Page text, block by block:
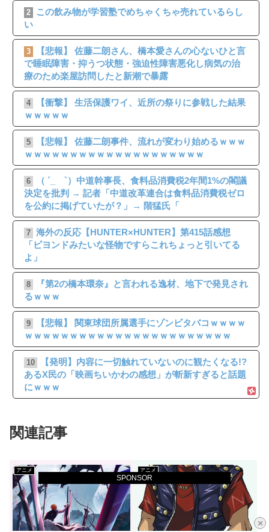
×
SPONSOR
2
この飲み物が学習塾でめちゃくちゃ売れているらし
い
3
【悲報】 佐藤二朗さん、橋本愛さんの心ないひと言
で睡眠障害・抑うつ状態・強迫性障害悪化し病気の治
療のため楽屋訪問したと新潮で暴露
4
【衝撃】 生活保護ワイ、近所の祭りに参戦した結果
ｗｗｗｗｗ
5
【悲報】 佐藤二朗事件、流れが変わり始めるｗｗｗ
ｗｗｗｗｗｗｗｗｗｗｗｗｗｗｗｗｗｗｗｗ
6
（ ´_ゝ`）中道幹事長、食料品消費税2年間1%の閣議
決定を批判 → 記者「中道改革連合は食料品消費税ゼロ
を公約に掲げていたが？」→ 階猛氏「
7 海外の反応【HUNTER×HUNTER】第415話感想
「ビヨンドみたいな怪物ですらこれちょっと引いてる
よ」
8
『第2の橋本環奈』と言われる逸材、地下で発見され
るｗｗｗ
9
【悲報】 関東球団所属選手にゾンビタバコｗｗｗｗ
ｗｗｗｗｗｗｗｗｗｗｗｗｗｗｗｗｗｗｗｗｗｗｗ
10
【発明】内容に一切触れていないのに観たくなる!?
あるX民の「映画ちいかわの感想」が斬新すぎると話題
にｗｗｗ
関連記事
アニメ アニメ